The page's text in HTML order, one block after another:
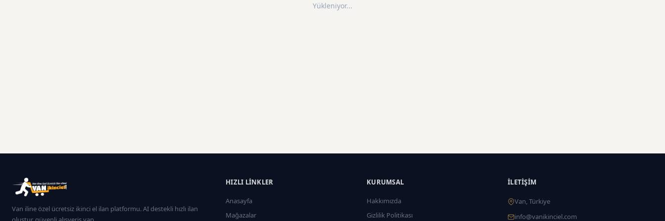
Yükleniyor...
Van iline özel ücretsiz ikinci el ilan platformu. AI destekli hızlı ilan
HIZLI LINKLER
Anasayfa
Mağazalar
KURUMSAL
Hakkımızda
Gizlilik Politikası
İLETIŞIM
Van, Türkiye
info@vanikinciel.com